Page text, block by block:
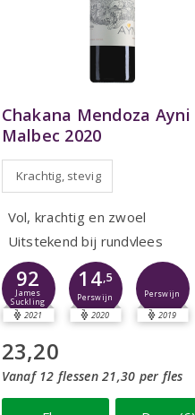
Chakana Mendoza Ayni
Malbec 2020
Krachtig, stevig
Vol, krachtig en zwoel
Uitstekend bij rundvlees
92
James
Suckling
2021
14,5
Perswijn
2020
Perswijn
2019
23,20
Vanaf 12 flessen 21,30 per fles